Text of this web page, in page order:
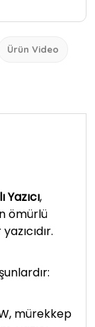
Ürün Video
,
ömürlü
mürekkep